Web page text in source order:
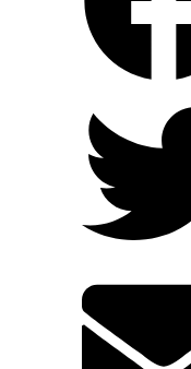
Xử lý môi
HOA
TĂNG